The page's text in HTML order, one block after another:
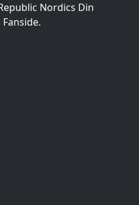
Nordics Din